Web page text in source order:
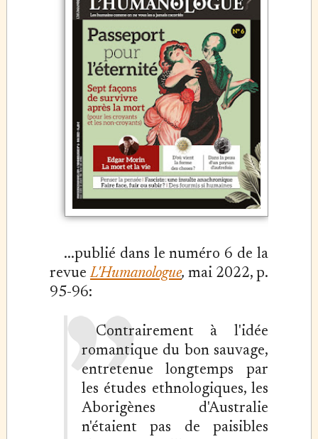
...publié dans le numéro 6 de la
revueL'Humanologue,mai 2022, p.
95-96:
Contrairement à l'idée
romantique du bon sauvage,
entretenue longtemps par
les études ethnologiques, les
Aborigènes d'Australie
n'étaient pas de paisibles